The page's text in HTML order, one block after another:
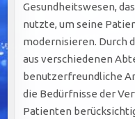
Gesundheitswesen,
nutzte, um seine
modernisieren. Durch
aus verschiedenen
benutzerfreundliche
die Bedürfnisse der
Patienten